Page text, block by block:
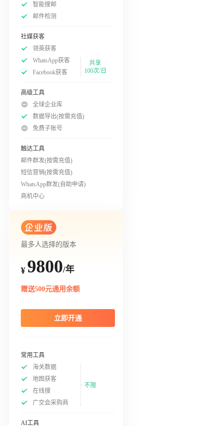
智能搜邮
邮件检测
社媒获客
领英获客
WhatsApp获客
Facebook获客
共享
100次/日
高级工具
全球企业库
数据导出(按需充值)
免费子账号
触达工具
邮件群发(按需充值)
短信营销(按需充值)
WhatsApp群发(自助申请)
商机中心
最多人选择的版本
¥ 9800/年
赠送500元通用余额
立即开通
常用工具
海关数据
地图获客
在线搜
广交会采购商
不限
AI工具